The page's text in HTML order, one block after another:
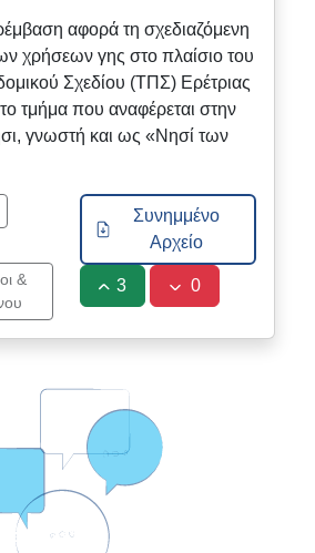
αφορά τη σχεδιαζόμενη
χρήσεων γης στο πλαίσιο του
Σχεδίου (ΤΠΣ) Ερέτριας
τμήμα που αναφέρεται στην
γνωστή και ως «Νησί των
&
Συνημμένο
Αρχείο
3 0